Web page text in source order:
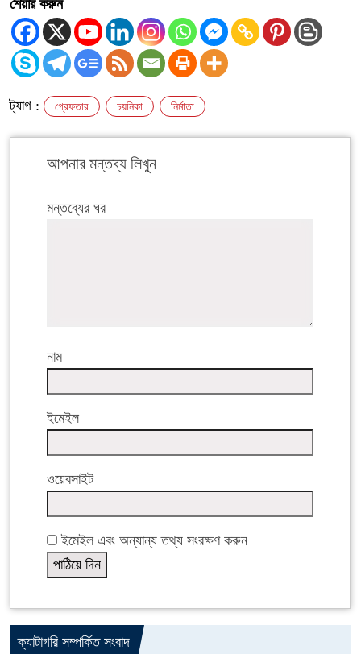
শেয়ার করুন
ট্যাগ : গ্রেফতার চয়নিকা নির্মাতা
আপনার মন্তব্য লিখুন
মন্তব্যের ঘর
নাম
ইমেইল
ওয়েবসাইট
ইমেইল এবং অন্যান্য তথ্য সংরক্ষণ করুন
ক্যাটাগরি সম্পর্কিত সংবাদ